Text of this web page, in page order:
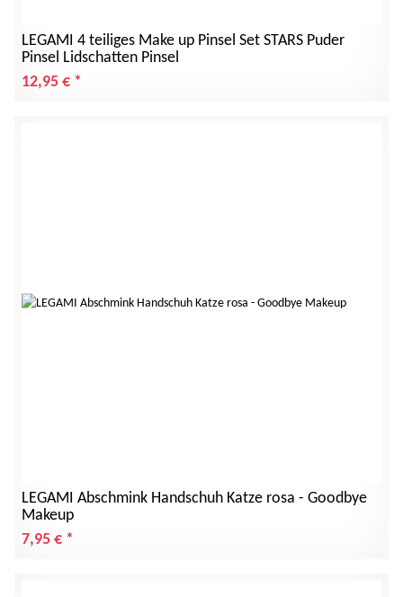
LEGAMI 4 teiliges Make up Pinsel Set STARS Puder
Pinsel Lidschatten Pinsel
12,95 € *
LEGAMI Abschmink Handschuh Katze rosa - Goodbye
Makeup
7,95 € *